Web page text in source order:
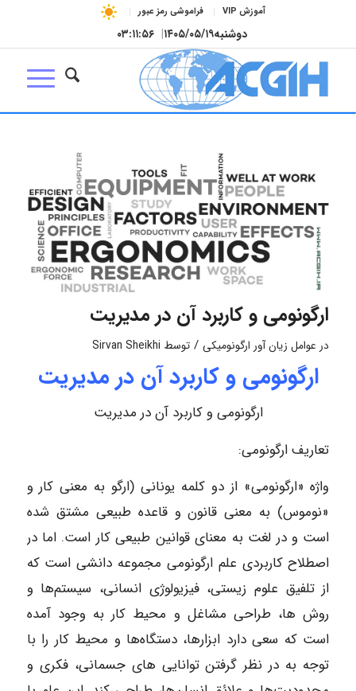
آموزش VIP فراموشی رمز عبور
دوشنبه۱۴۰۵/۰۵/۱۹| ۰۳:۱۱:۵۷
ارگونومی و کاربرد آن در مدیریت
در عوامل زیان آور ارگونومیکی / توسط Sirvan Sheikhi
ارگونومی و کاربرد آن در مدیریت
ارگونومی و کاربرد آن در مدیریت
تعاریف ارگونومی:
واژه «ارگونومی» از دو کلمه یونانی (ارگو به معنی کار و
«نوموس) به معنی قانون و قاعده طبیعی مشتق شده
است و در لغت به معنای قوانین طبیعی کار است. اما در
اصطلاح کاربردی علم ارگونومی مجموعه دانشی است که
از تلفیق علوم زیستی، فیزیولوژی انسانی، سیستم‌ها و
روش ها، طراحی مشاغل و محیط کار به وجود آمده
است که سعی دارد ابزارها، دستگاه‌ها و محیط کار را با
توجه به در نظر گرفتن توانایی های جسمانی، فکری و